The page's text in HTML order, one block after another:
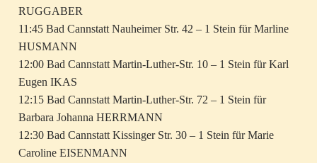
RUGGABER
11:45 Bad Cannstatt Nauheimer Str. 42 – 1 Stein für Marline
HUSMANN
12:00 Bad Cannstatt Martin-Luther-Str. 10 – 1 Stein für Karl
Eugen IKAS
12:15 Bad Cannstatt Martin-Luther-Str. 72 – 1 Stein für
Barbara Johanna HERRMANN
12:30 Bad Cannstatt Kissinger Str. 30 – 1 Stein für Marie
Caroline EISENMANN